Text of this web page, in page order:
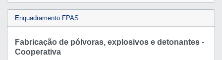
Enquadramento FPAS
Fabricação de pólvoras, explosivos e detonantes -
Cooperativa